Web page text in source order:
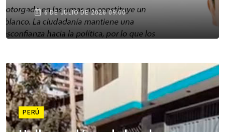
6 DE JULIO DE 2026 09:00
PERÚ